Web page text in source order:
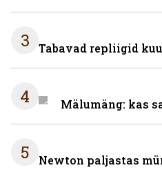
3 Tabavad repliigid
4 Mälumäng: kas
5 Newton paljastas